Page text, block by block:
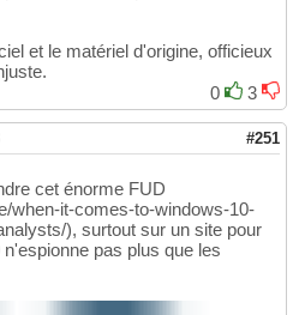
et le matériel d'origine, officieux
0
3
#251
cet énorme FUD
when-it-comes-to-windows-10-
), surtout sur un site pour
pas plus que les